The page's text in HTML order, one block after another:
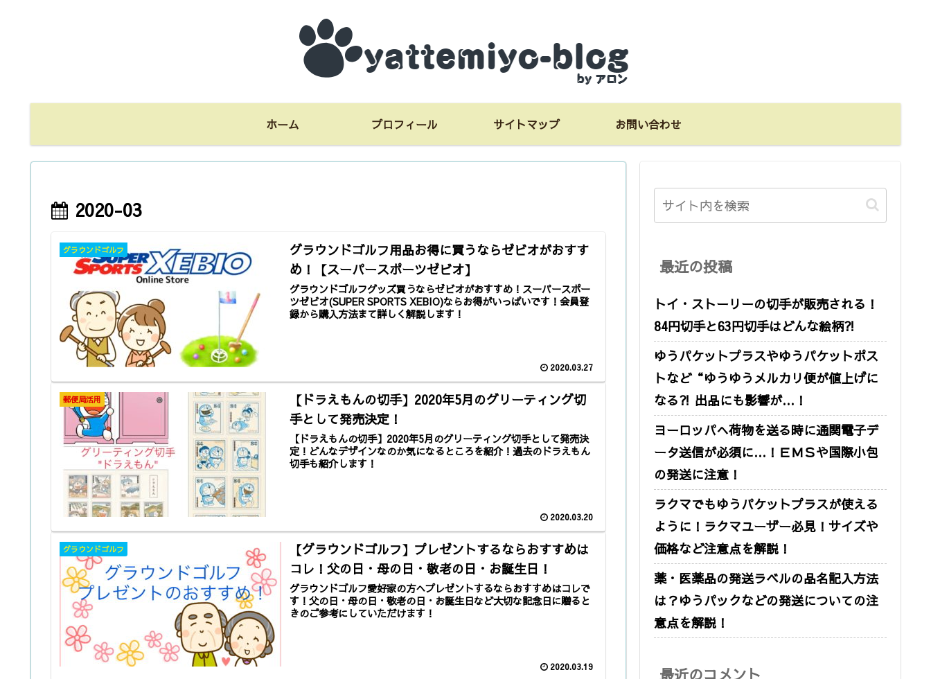
ホーム プロフィール サイトマップ お問い合わせ
2020-03
グラウンドゴルフ
グラウンドゴルフ用品お得に買うならゼビオがおすす
め！【スーパースポーツゼビオ】
グラウンドゴルフグッズ買うならゼビオがおすすめ！スーパースポー
ツゼビオ(SUPER SPORTS XEBIO)ならお得がいっぱいです！会員登
録から購入方法まて詳しく解説します！
2020.03.27
郵便局活用
【ドラえもんの切手】2020年5月のグリーティング切
手として発売決定！
【ドラえもんの切手】2020年5月のグリーティング切手として発売決
定！どんなデザインなのか気になるところを紹介！過去のドラえもん
切手も紹介します！
2020.03.20
グラウンドゴルフ
【グラウンドゴルフ】プレゼントするならおすすめは
コレ！父の日・母の日・敬老の日・お誕生日！
グラウンドゴルフ愛好家の方へプレゼントするならおすすめはコレで
す！父の日・母の日・敬老の日・お誕生日など大切な記念日に贈ると
きのご参考にしていただけます！
2020.03.19
最近の投稿
トイ・ストーリーの切手が販売される！
84円切手と63円切手はどんな絵柄⁈
ゆうパケットプラスやゆうパケットポス
トなど“ゆうゆうメルカリ便が値上げに
なる⁈ 出品にも影響が…！
ヨーロッパへ荷物を送る時に通関電子デ
ータ送信が必須に…！ＥＭＳや国際小包
の発送に注意！
ラクマでもゆうパケットプラスが使える
ように！ラクマユーザー必見！サイズや
価格など注意点を解説！
薬・医薬品の発送ラベルの品名記入方法
は？ゆうパックなどの発送についての注
意点を解説！
最近のコメント